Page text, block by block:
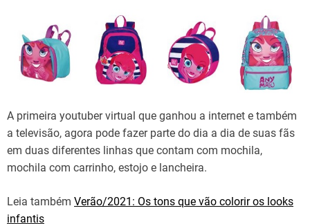
A primeira youtuber virtual que ganhou a internet e também
a televisão, agora pode fazer parte do dia a dia de suas fãs
em duas diferentes linhas que contam com mochila,
mochila com carrinho, estojo e lancheira.
Leia também Verão/2021: Os tons que vão colorir os looks
infantis